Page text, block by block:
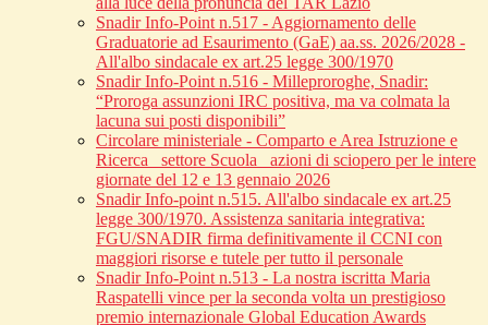
Snadir Info-Point n.517 - Aggiornamento delle
Graduatorie ad Esaurimento (GaE) aa.ss. 2026/2028 -
All'albo sindacale ex art.25 legge 300/1970
Snadir Info-Point n.516 - Milleproroghe, Snadir:
“Proroga assunzioni IRC positiva, ma va colmata la
lacuna sui posti disponibili”
Circolare ministeriale - Comparto e Area Istruzione e
Ricerca_ settore Scuola_ azioni di sciopero per le intere
giornate del 12 e 13 gennaio 2026
Snadir Info-point n.515. All'albo sindacale ex art.25
legge 300/1970. Assistenza sanitaria integrativa:
FGU/SNADIR firma definitivamente il CCNI con
maggiori risorse e tutele per tutto il personale
Snadir Info-Point n.513 - La nostra iscritta Maria
Raspatelli vince per la seconda volta un prestigioso
premio internazionale Global Education Awards